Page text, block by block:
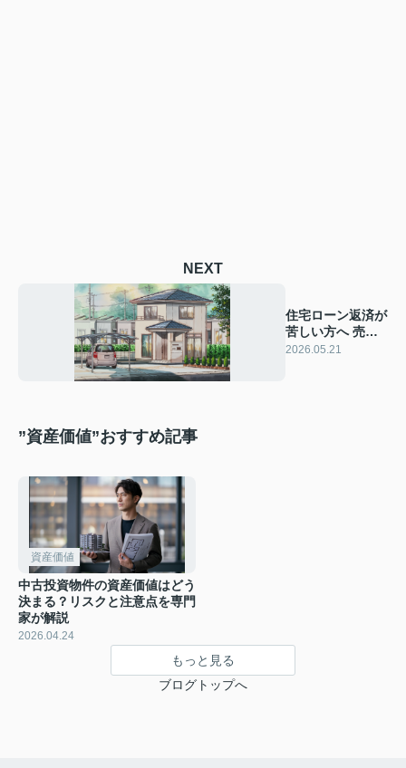
NEXT
住宅ローン返済が
苦しい方へ 売却
か見直しか相談で
2026.05.21
”資産価値”おすすめ記事
資産価値
中古投資物件の資産価値はどう
決まる？リスクと注意点を専門
家が解説
2026.04.24
もっと見る
ブログトップへ